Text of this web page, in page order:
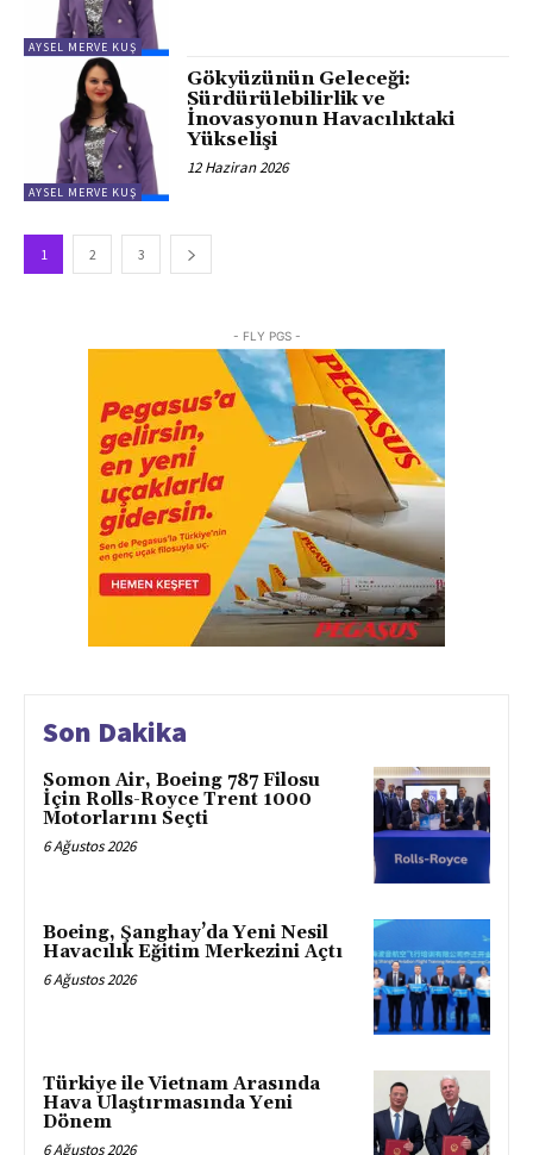
AYSEL MERVE KUŞ
AYSEL MERVE KUŞ
Gökyüzünün Geleceği:
Sürdürülebilirlik ve
İnovasyonun Havacılıktaki
Yükselişi
12 Haziran 2026
1 2 3
- FLY PGS -
Son Dakika
Somon Air, Boeing 787 Filosu
İçin Rolls-Royce Trent 1000
Motorlarını Seçti
6 Ağustos 2026
Boeing, Şanghay’da Yeni Nesil
Havacılık Eğitim Merkezini Açtı
6 Ağustos 2026
Türkiye ile Vietnam Arasında
Hava Ulaştırmasında Yeni
Dönem
6 Ağustos 2026